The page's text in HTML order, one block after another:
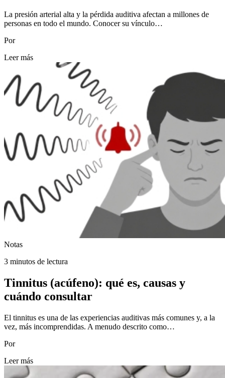
La presión arterial alta y la pérdida auditiva afectan a millones de
personas en todo el mundo. Conocer su vínculo…
Por
Leer más
Notas
3 minutos de lectura
Tinnitus (acúfeno): qué es, causas y
cuándo consultar
El tinnitus es una de las experiencias auditivas más comunes y, a la
vez, más incomprendidas. A menudo descrito como…
Por
Leer más